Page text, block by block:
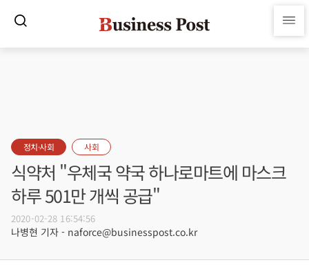
정치·사회 사회
식약처 "우체국 약국 하나로마트에 마스크
하루 501만 개씩 공급"
2020-02-28 16:54:56
나병현 기자 - naforce@businesspost.co.kr